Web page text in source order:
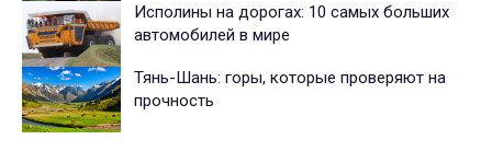
Исполины на дорогах: 10 самых больших
автомобилей в мире
Тянь-Шань: горы, которые проверяют на
прочность